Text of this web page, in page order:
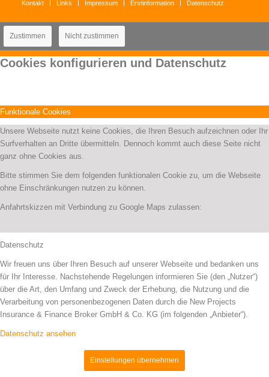
Kontakt
Links Impressum Erstinformation Datenschutz
Zustimmen Nicht zustimmen
Cookies konfigurieren und Datenschutz
Funktionale Cookies
Unsere Webseite nutzt keine Cookies, die Ihren Besuch aufzeichnen oder Ihr
Surfverhalten an Dritte übermitteln. Dennoch kommt auch diese Seite nicht
ganz ohne Cookies aus.
Bitte stimmen Sie dem folgenden funktionalen Cookie zu, um die Webseite
ohne Einschränkungen nutzen zu können.
Anfahrtskizzen mit Verbindung zu Google Maps zulassen:
Datenschutz
Wir freuen uns über Ihren Besuch auf unserer Webseite und bedanken uns
für Ihr Interesse. Nachstehende Regelungen informieren Sie (den „Nutzer“)
über die Art, den Umfang und Zweck der Erhebung, die Nutzung und die
Verarbeitung von personenbezogenen Daten durch die New Projects
Insurance & Finance Broker GmbH & Co. KG (im folgenden „Anbieter“).
Datenschutz ansehen
Einstellungen übernehmen